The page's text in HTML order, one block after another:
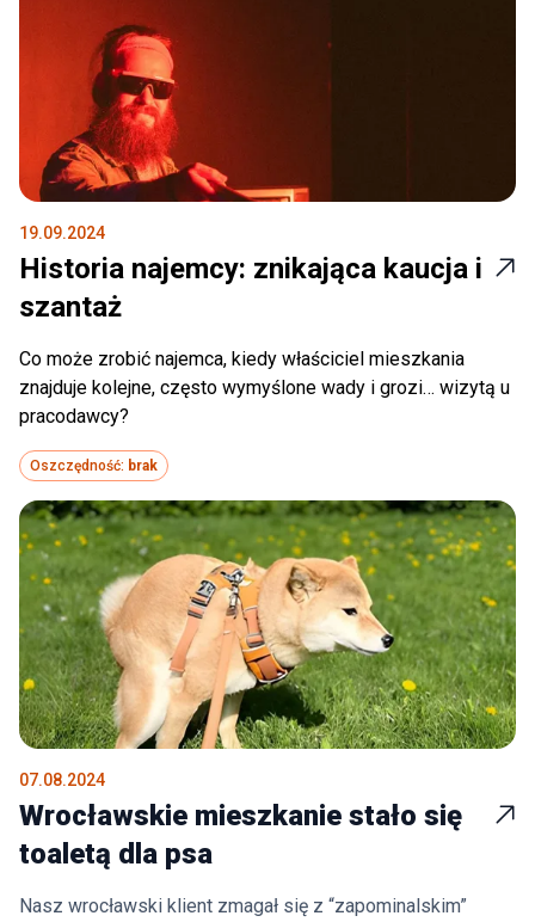
19.09.2024
Historia najemcy: znikająca kaucja i
szantaż
Co może zrobić najemca, kiedy właściciel mieszkania
znajduje kolejne, często wymyślone wady i grozi… wizytą u
pracodawcy?
Oszczędność: brak
07.08.2024
Wrocławskie mieszkanie stało się
toaletą dla psa
Nasz wrocławski klient zmagał się z “zapominalskim”